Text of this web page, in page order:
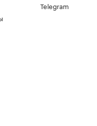
застройщиков
Telegram